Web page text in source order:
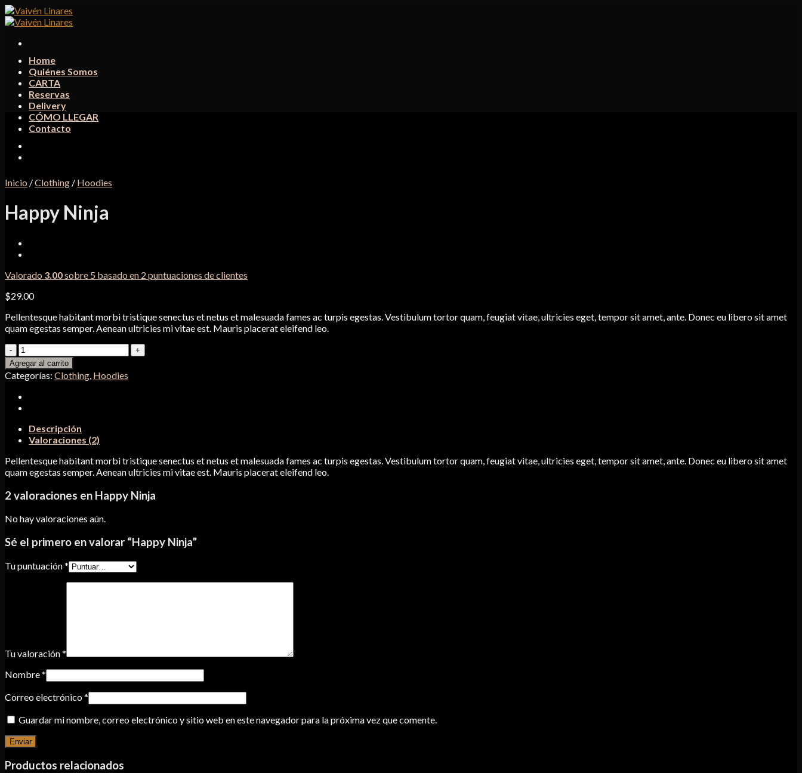
Skip
to
Home
Quiénes Somos
CARTA
Reservas
Delivery
CÓMO LLEGAR
Contacto
Inicio /Clothing / Hoodies
Happy Ninja
Valorado 3.00sobre 5 basado en 2 puntuaciones de clientes
$29.00
Pellentesque habitant morbi tristique senectus et netus et malesuada fames ac turpis egestas. Vestibulum tortor quam, feugiat vitae, ultricies eget, tempor sit amet, ante. Donec eu libero sit amet
quam egestas semper. Aenean ultricies mi vitae est. Mauris placerat eleifend leo.
Happy
Ninja
cantidad
Agregar al carrito
Categorías: Clothing, Hoodies
Descripción
Valoraciones (2)
Pellentesque habitant morbi tristique senectus et netus et malesuada fames ac turpis egestas. Vestibulum tortor quam, feugiat vitae, ultricies eget, tempor sit amet, ante. Donec eu libero sit amet
quam egestas semper. Aenean ultricies mi vitae est. Mauris placerat eleifend leo.
2 valoraciones en Happy Ninja
No hay valoraciones aún.
Sé el primero en valorar “Happy Ninja”
Tu puntuación*
Tu valoración*
Nombre*
Correo electrónico*
Guardar mi nombre, correo electrónico y sitio web en este navegador para la próxima vez que comente.
Productos relacionados